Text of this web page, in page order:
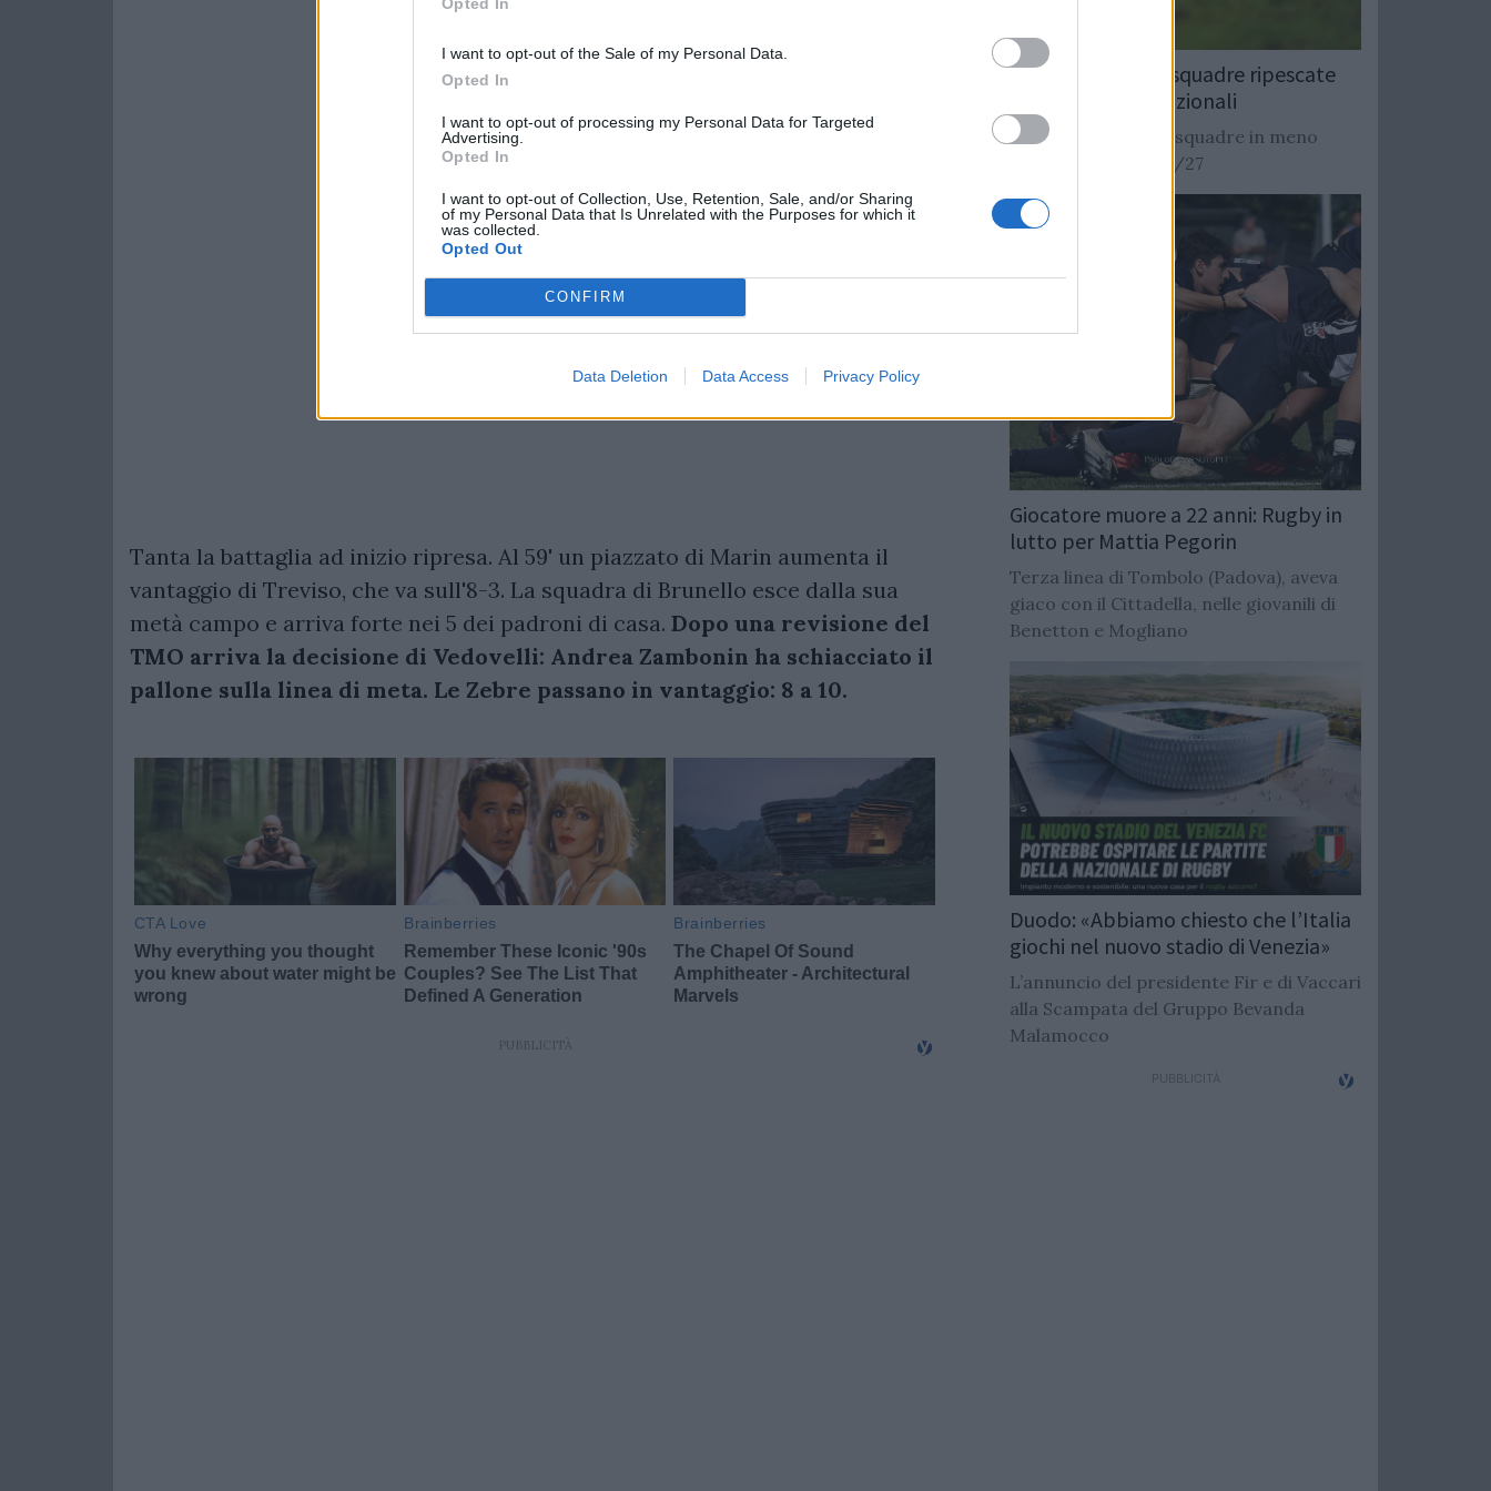
I want to opt-out of the Sale of my Personal Data.
Opted In
I want to opt-out of processing my Personal Data for Targeted
Advertising.
Opted In
I want to opt-out of Collection, Use, Retention, Sale, and/or Sharing
of my Personal Data that Is Unrelated with the Purposes for which it
was collected.
Opted Out
CONFIRM
Data Deletion Data Access Privacy Policy
Tanta la battaglia ad inizio ripresa. Al 59' un piazzato di Marin aumenta il
vantaggio di Treviso, che va sull'8-3. La squadra di Brunello esce dalla sua
metà campo e arriva forte nei 5 dei padroni di casa. Dopo una revisione del
TMO arriva la decisione di Vedovelli: Andrea Zambonin ha schiacciato il
pallone sulla linea di meta. Le Zebre passano in vantaggio: 8 a 10.
Rugby: Record di squadre ripescate
nei campionati nazionali
Si stimano oltre 20 squadre in meno
dalla stagione 2026/27
Giocatore muore a 22 anni: Rugby in
lutto per Mattia Pegorin
Terza linea di Tombolo (Padova), aveva
giaco con il Cittadella, nelle giovanili di
Benetton e Mogliano
Duodo: «Abbiamo chiesto che l’Italia
giochi nel nuovo stadio di Venezia»
L’annuncio del presidente Fir e di Vaccari
alla Scampata del Gruppo Bevanda
Malamocco